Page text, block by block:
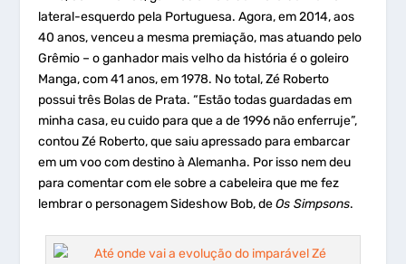
lateral-esquerdo pela Portuguesa. Agora, em 2014, aos
40 anos, venceu a mesma premiação, mas atuando pelo
Grêmio – o ganhador mais velho da história é o goleiro
Manga, com 41 anos, em 1978. No total, Zé Roberto
possui três Bolas de Prata. “Estão todas guardadas em
minha casa, eu cuido para que a de 1996 não enferruje”,
contou Zé Roberto, que saiu apressado para embarcar
em um voo com destino à Alemanha. Por isso nem deu
para comentar com ele sobre a cabeleira que me fez
lembrar o personagem Sideshow Bob, deOs Simpsons.